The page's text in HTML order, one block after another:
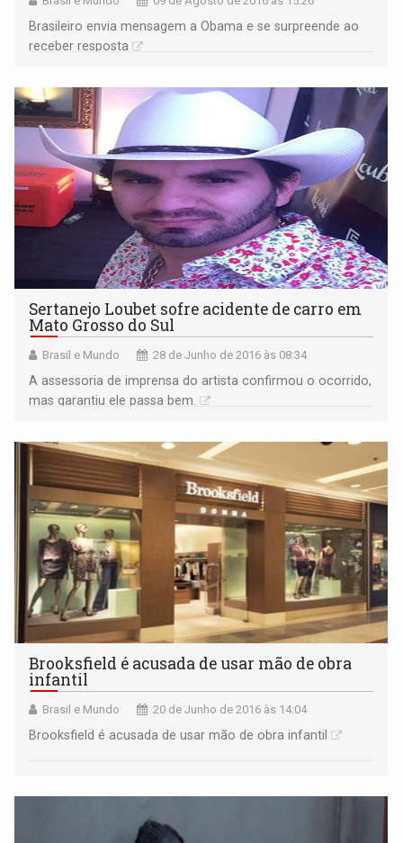
Brasileiro envia mensagem a Obama e se surpreende ao
receber resposta
Sertanejo Loubet sofre acidente de carro em
Mato Grosso do Sul
Brasil e Mundo 28 de Junho de 2016 às 08:34
A assessoria de imprensa do artista confirmou o ocorrido,
mas garantiu ele passa bem.
Brooksfield é acusada de usar mão de obra
infantil
Brasil e Mundo 20 de Junho de 2016 às 14:04
Brooksfield é acusada de usar mão de obra infantil